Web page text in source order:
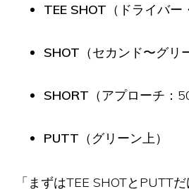
TEE SHOT （ドライバー
SHOT （セカンド〜グリ
SHORT （アプローチ：
PUTT （グリーン上）
「まずはTEE SHOTとPUTT